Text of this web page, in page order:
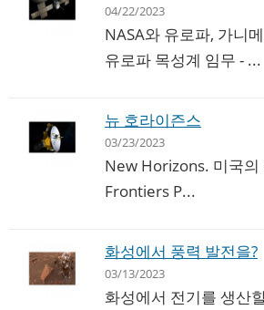
04/22/2023
NASA와 유로파, 가니
유로파 목성계 임무 - ...
뉴 호라이즌스
03/23/2023
New Horizons. 미국의
Frontiers P...
화성에서 풍력 발전을?
03/13/2023
화성에서 전기를 생산